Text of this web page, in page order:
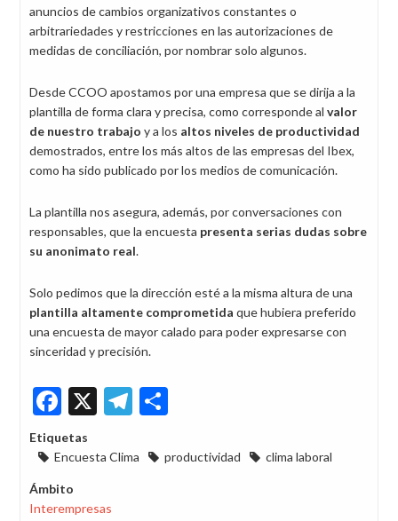
anuncios de cambios organizativos constantes o
arbitrariedades y restricciones en las autorizaciones de
medidas de conciliación, por nombrar solo algunos.
Desde CCOO apostamos por una empresa que se dirija a la
plantilla de forma clara y precisa, como corresponde al valor
de nuestro trabajo y a los altos niveles de productividad
demostrados, entre los más altos de las empresas del Ibex,
como ha sido publicado por los medios de comunicación.
La plantilla nos asegura, además, por conversaciones con
responsables, que la encuesta presenta serias dudas sobre
su anonimato real.
Solo pedimos que la dirección esté a la misma altura de una
plantilla altamente comprometida que hubiera preferido
una encuesta de mayor calado para poder expresarse con
sinceridad y precisión.
Facebook
X Telegram
Etiquetas
Encuesta Clima
productividad clima laboral
Ámbito
Interempresas